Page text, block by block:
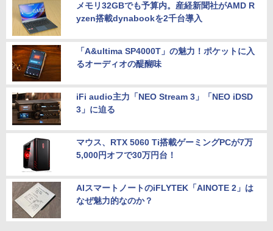
メモリ32GBでも予算内。産経新聞社がAMD R
yzen搭載dynabookを2千台導入
「A&ultima SP4000T」の魅力！ポケットに入
るオーディオの醍醐味
iFi audio主力「NEO Stream 3」「NEO iDSD
3」に迫る
マウス、RTX 5060 Ti搭載ゲーミングPCが7万
5,000円オフで30万円台！
AIスマートノートのiFLYTEK「AINOTE 2」は
なぜ魅力的なのか？